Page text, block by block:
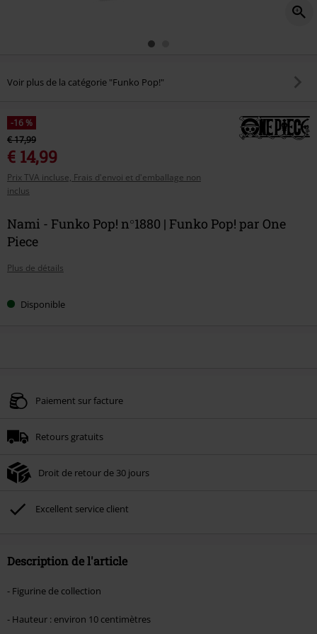
Voir plus de la catégorie "Funko Pop!"
-16 %
€ 17,99
€ 14,99
Prix TVA incluse, Frais d'envoi et d'emballage non
inclus
Nami - Funko Pop! n°1880 | Funko Pop! par One
Piece
Plus de détails
Disponible
Paiement sur facture
Retours gratuits
Droit de retour de 30 jours
Excellent service client
Description de l'article
- Figurine de collection
- Hauteur : environ 10 centimètres